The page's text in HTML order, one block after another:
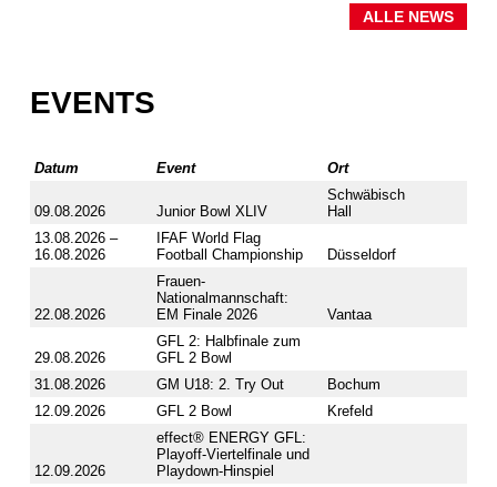
ALLE NEWS
EVENTS
Datum Event Ort
09.08.2026 Junior Bowl XLIV
Schwäbisch
Hall
13.08.2026 –
16.08.2026
IFAF World Flag
Football Championship
Düsseldorf
22.08.2026
Frauen-
Nationalmannschaft:
EM Finale 2026
Vantaa
29.08.2026
GFL 2: Halbfinale zum
GFL 2 Bowl
31.08.2026
GM U18: 2. Try Out
Bochum
12.09.2026
GFL 2 Bowl Krefeld
12.09.2026
effect® ENERGY GFL:
Playoff-Viertelfinale und
Playdown-Hinspiel